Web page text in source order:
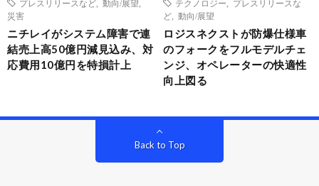
プレスリリースなど
動向/展望
災害
ニチレイがシステム障害で連
結売上高50億円減見込み、対
応費用10億円を特損計上
テクノロジー
プレスリリースな
ど
動向/展望
ロジスネクストが防爆仕様車
のフォークをフルモデルチェ
ンジ、オペレーターの快適性
向上図る
Back to Top